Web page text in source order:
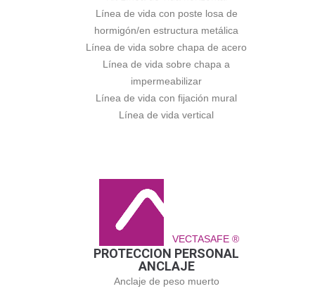
Línea de vida con poste losa de
hormigón/en estructura metálica
Línea de vida sobre chapa de acero
Línea de vida sobre chapa a
impermeabilizar
Línea de vida con fijación mural
Línea de vida vertical
VECTASAFE ®
PROTECCION PERSONAL
ANCLAJE
Anclaje de peso muerto